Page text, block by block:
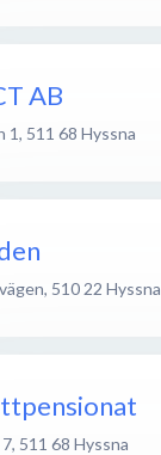
AB
1, 511 68 Hyssna
, 510 22 Hyssna
, 511 68 Hyssna